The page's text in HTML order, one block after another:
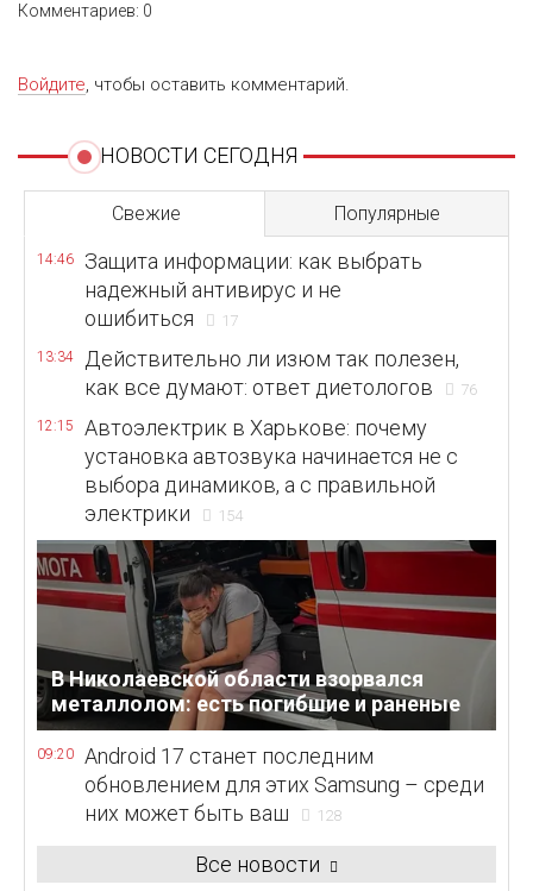
Комментариев: 0
Войдите, чтобы оставить комментарий.
НОВОСТИ СЕГОДНЯ
Свежие Популярные
14:46
Защита информации: как выбрать
надежный антивирус и не
ошибиться
17
13:34
Действительно ли изюм так полезен,
как все думают: ответ диетологов
76
12:15
Автоэлектрик в Харькове: почему
установка автозвука начинается не с
выбора динамиков, а с правильной
электрики
154
В Николаевской области взорвался
металлолом: есть погибшие и раненые
09:20
Android 17 станет последним
обновлением для этих Samsung – среди
них может быть ваш
128
Все новости